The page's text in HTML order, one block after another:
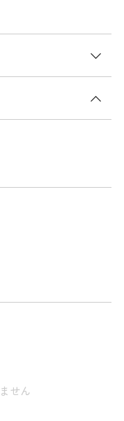
イプと、UVカット性
つけて快適な着用感
れるアイテムになっ
ます。
せん